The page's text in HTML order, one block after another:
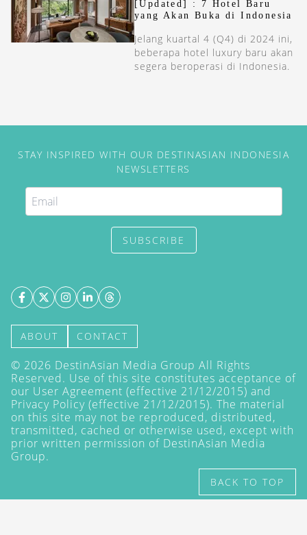
[Updated] : 7 Hotel Baru
yang Akan Buka di Indonesia
Jelang kuartal 4 (Q4) di 2024 ini,
beberapa hotel luxury baru akan
segera beroperasi di Indonesia.
STAY INSPIRED WITH OUR DESTINASIAN INDONESIA
NEWSLETTERS
SUBSCRIBE
ABOUT CONTACT
© 2026 DestinAsian Media Group All Rights
Reserved. Use of this site constitutes acceptance of
our User Agreement (effective 21/12/2015) and
Privacy Policy (effective 21/12/2015). The material
on this site may not be reproduced, distributed,
transmitted, cached or otherwise used, except with
prior written permission of DestinAsian Media
Group.
BACK TO TOP